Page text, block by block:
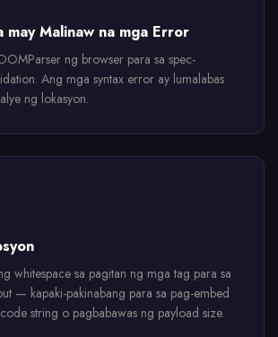
may Malinaw na mga Error
ng browser para sa spec-
Ang mga syntax error ay lumalabas
ng lokasyon.
whitespace sa pagitan ng mga tag para sa
— kapaki-pakinabang para sa pag-embed
string o pagbabawas ng payload size.